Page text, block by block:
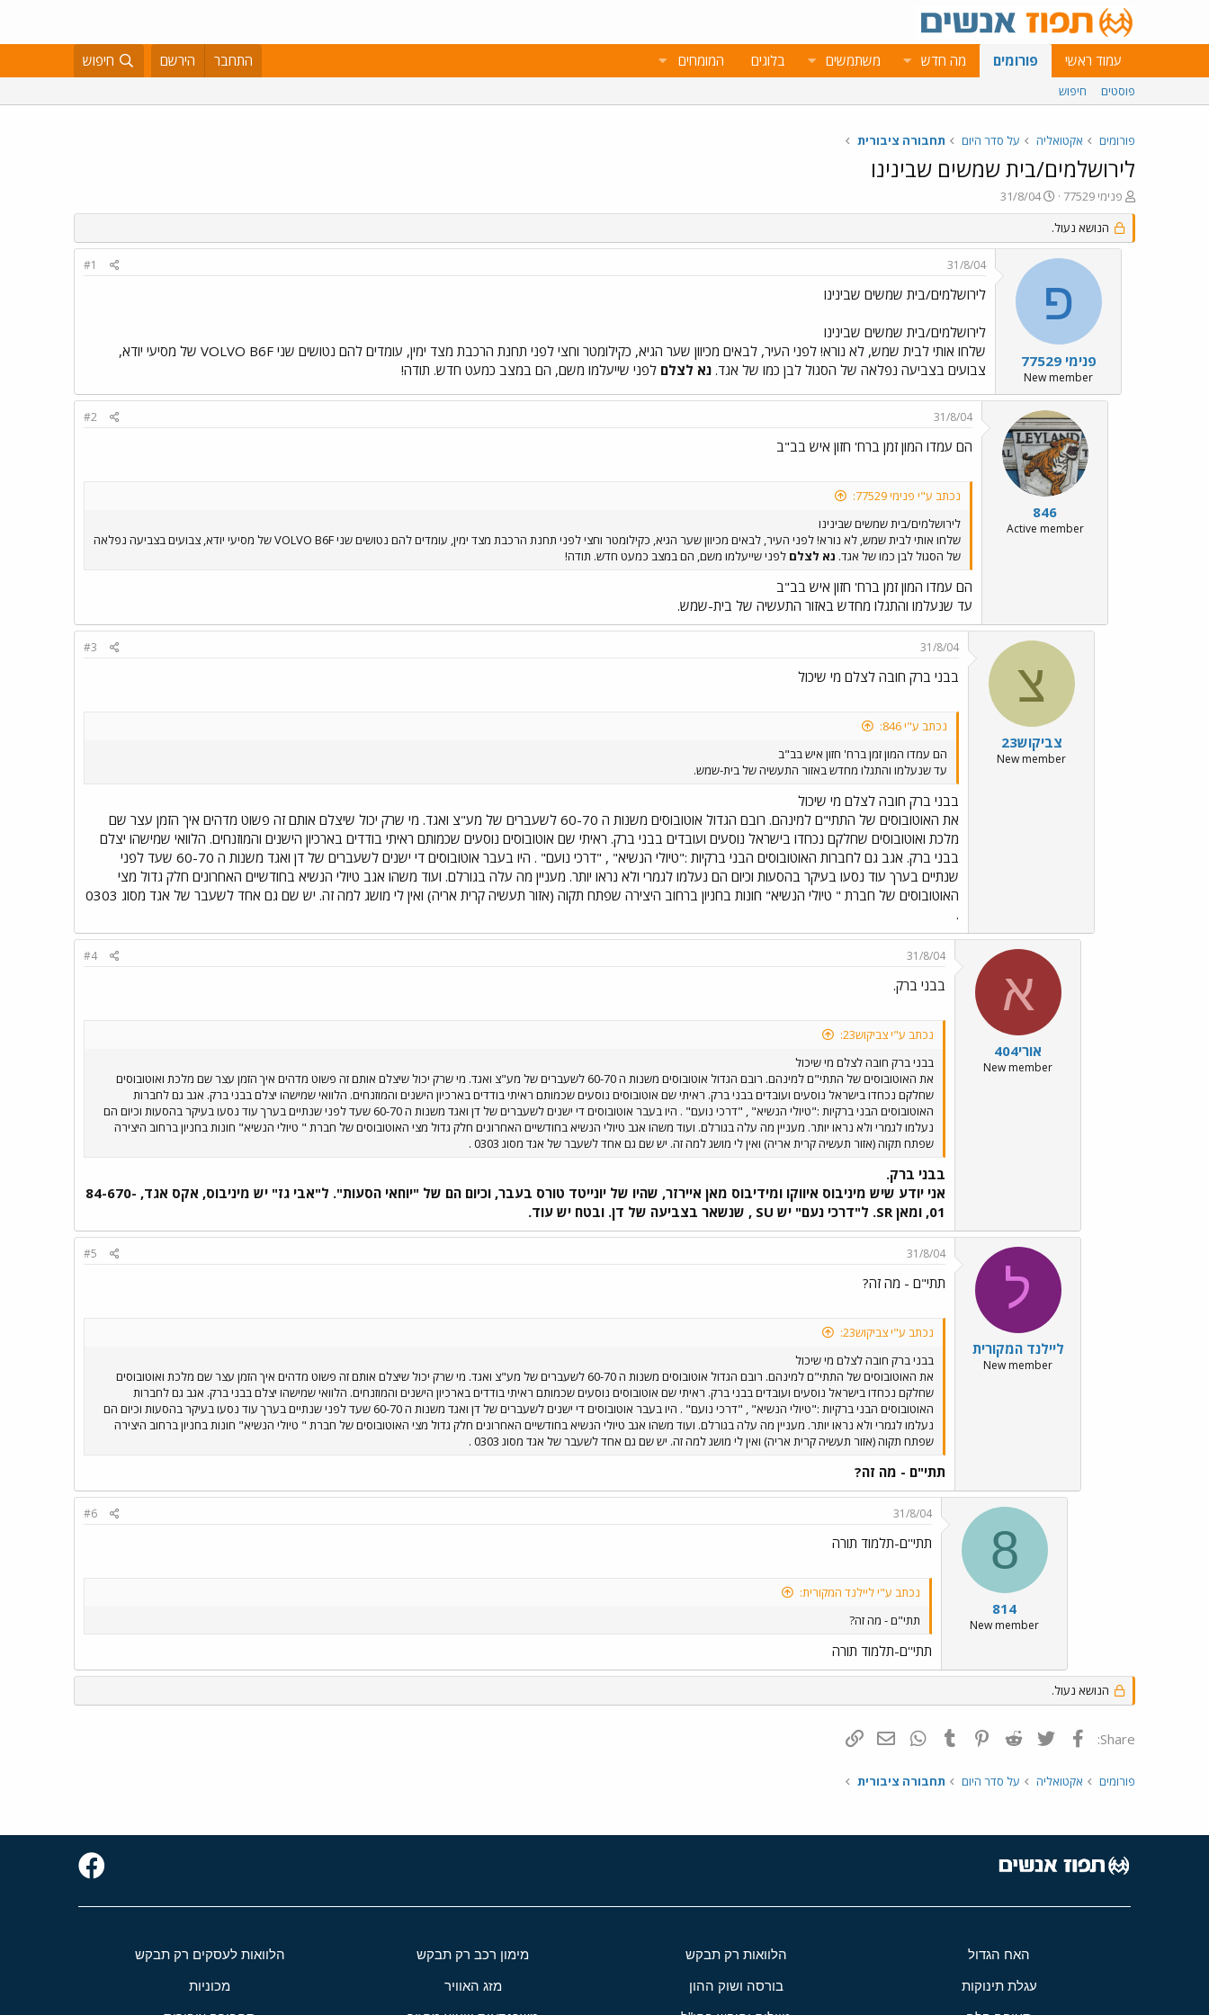
עמוד ראשי פורומים מה חדש משתמשים בלוגים המומחים התחבר הירשם חיפוש
פוסטים חיפוש
פורומים אקטואליה על סדר היום תחבורה ציבורית
לירושלמים/בית שמשים שבינינו
פ
ו
ת
ח
פנימי 77529
פ
ו
ס
ם
י
ך
31/8/04
הנושא נעול.
פ
פנימי 77529
New member
31/8/04
#1
לירושלמים/בית שמשים שבינינו
לירושלמים/בית שמשים שבינינו
שלחו אותי לבית שמש, לא נורא! לפני העיר, לבאים מכיוון שער הגיא, כקילומטר וחצי לפני תחנת הרכבת מצד ימין, עומדים להם נטושים שני VOLVO B6F של מסיעי יודא,
צבועים בצביעה נפלאה של הסגול לבן כמו של אגד. נא לצלם לפני שייעלמו משם, הם במצב כמעט חדש. תודה!
846
Active member
31/8/04
#2
הם עמדו המון זמן ברח' חזון איש בב"ב
נכתב ע"י פנימי 77529:
לירושלמים/בית שמשים שבינינו
שלחו אותי לבית שמש, לא נורא! לפני העיר, לבאים מכיוון שער הגיא, כקילומטר וחצי לפני תחנת הרכבת מצד ימין, עומדים להם נטושים שני VOLVO B6F של מסיעי יודא, צבועים בצביעה נפלאה
של הסגול לבן כמו של אגד. נא לצלם לפני שייעלמו משם, הם במצב כמעט חדש. תודה!
הם עמדו המון זמן ברח' חזון איש בב"ב
עד שנעלמו והתגלו מחדש באזור התעשיה של בית-שמש.
צ
צביקוש23
New member
31/8/04
#3
בבני ברק חובה לצלם מי שיכול
נכתב ע"י 846:
הם עמדו המון זמן ברח' חזון איש בב"ב
עד שנעלמו והתגלו מחדש באזור התעשיה של בית-שמש.
בבני ברק חובה לצלם מי שיכול
את האוטובוסים של התתי"ם למינהם. רובם הגדול אוטובוסים משנות ה 60-70 לשעברים של מע"צ ואגד. מי שרק יכול שיצלם אותם זה פשוט מדהים איך הזמן עצר שם
מלכת ואוטובוסים שחלקם נכחדו בישראל נוסעים ועובדים בבני ברק. ראיתי שם אוטובוסים נוסעים שכמותם ראיתי בודדים בארכיון הישנים והמוזנחים. הלוואי שמישהו יצלם
בבני ברק. אגב גם לחברות האוטובוסים הבני ברקיות :"טיולי הנשיא" , "דרכי נועם" . היו בעבר אוטובוסים די ישנים לשעברים של דן ואגד משנות ה 60-70 שעד לפני
שנתיים בערך עוד נסעו בעיקר בהסעות וכיום הם נעלמו לגמרי ולא נראו יותר. מעניין מה עלה בגורלם. ועוד משהו אגב טיולי הנשיא בחודשיים האחרונים חלק גדול מצי
האוטובוסים של חברת " טיולי הנשיא" חונות בחניון ברחוב היצירה שפתח תקוה (אזור תעשיה קרית אריה) ואין לי מושג למה זה. יש שם גם אחד לשעבר של אגד מסוג 0303
.
א
אורי404
New member
31/8/04
#4
בבני ברק.
נכתב ע"י צביקוש23:
בבני ברק חובה לצלם מי שיכול
את האוטובוסים של התתי"ם למינהם. רובם הגדול אוטובוסים משנות ה 60-70 לשעברים של מע"צ ואגד. מי שרק יכול שיצלם אותם זה פשוט מדהים איך הזמן עצר שם מלכת ואוטובוסים
שחלקם נכחדו בישראל נוסעים ועובדים בבני ברק. ראיתי שם אוטובוסים נוסעים שכמותם ראיתי בודדים בארכיון הישנים והמוזנחים. הלוואי שמישהו יצלם בבני ברק. אגב גם לחברות
האוטובוסים הבני ברקיות :"טיולי הנשיא" , "דרכי נועם" . היו בעבר אוטובוסים די ישנים לשעברים של דן ואגד משנות ה 60-70 שעד לפני שנתיים בערך עוד נסעו בעיקר בהסעות וכיום הם
נעלמו לגמרי ולא נראו יותר. מעניין מה עלה בגורלם. ועוד משהו אגב טיולי הנשיא בחודשיים האחרונים חלק גדול מצי האוטובוסים של חברת " טיולי הנשיא" חונות בחניון ברחוב היצירה
שפתח תקוה (אזור תעשיה קרית אריה) ואין לי מושג למה זה. יש שם גם אחד לשעבר של אגד מסוג 0303 .
בבני ברק.
אני יודע שיש מיניבוס איווקו ומידיבוס מאן איירזר, שהיו של יונייטד טורס בעבר, וכיום הם של "יוחאי הסעות". ל"אבי גז" יש מיניבוס, אקס אגד, 84-670-
01, ומאן SR. ל"דרכי נעם" יש SU , שנשאר בצביעה של דן. ובטח יש עוד.
ל
ליילנד המקורית
New member
31/8/04
#5
תתי"ם - מה זה?
נכתב ע"י צביקוש23:
בבני ברק חובה לצלם מי שיכול
את האוטובוסים של התתי"ם למינהם. רובם הגדול אוטובוסים משנות ה 60-70 לשעברים של מע"צ ואגד. מי שרק יכול שיצלם אותם זה פשוט מדהים איך הזמן עצר שם מלכת ואוטובוסים
שחלקם נכחדו בישראל נוסעים ועובדים בבני ברק. ראיתי שם אוטובוסים נוסעים שכמותם ראיתי בודדים בארכיון הישנים והמוזנחים. הלוואי שמישהו יצלם בבני ברק. אגב גם לחברות
האוטובוסים הבני ברקיות :"טיולי הנשיא" , "דרכי נועם" . היו בעבר אוטובוסים די ישנים לשעברים של דן ואגד משנות ה 60-70 שעד לפני שנתיים בערך עוד נסעו בעיקר בהסעות וכיום הם
נעלמו לגמרי ולא נראו יותר. מעניין מה עלה בגורלם. ועוד משהו אגב טיולי הנשיא בחודשיים האחרונים חלק גדול מצי האוטובוסים של חברת " טיולי הנשיא" חונות בחניון ברחוב היצירה
שפתח תקוה (אזור תעשיה קרית אריה) ואין לי מושג למה זה. יש שם גם אחד לשעבר של אגד מסוג 0303 .
תתי"ם - מה זה?
8
814
New member
31/8/04
#6
תתי''ם-תלמוד תורה
נכתב ע"י ליילנד המקורית:
תתי"ם - מה זה?
תתי''ם-תלמוד תורה
הנושא נעול.
Share: פייסבוק Twitter
Reddit
Pinterest
Tumblr
WhatsAppדואר אלקטרוני
פורומים אקטואליה על סדר היום תחבורה ציבורית
האח הגדול הלוואות רק תבקש מימון רכב רק תבקש הלוואות לעסקים רק תבקש
עגלת תינוקות בורסה ושוק ההון מזג האוויר מכוניות